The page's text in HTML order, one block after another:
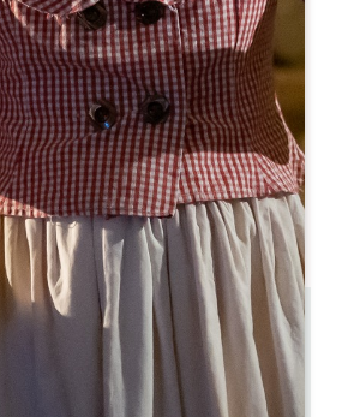
05 57 40 13 76
06 35 49 93 38
A M J J A S O N D
OPENINGSDAGEN
M
AM
PM
D
AM
PM
W
AM
PM
D
AM
PM
V
AM
Z
AM
Z
AM